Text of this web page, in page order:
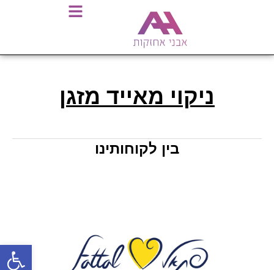
ניקוי מאייד מזגן
בין לקוחותינו
פתח